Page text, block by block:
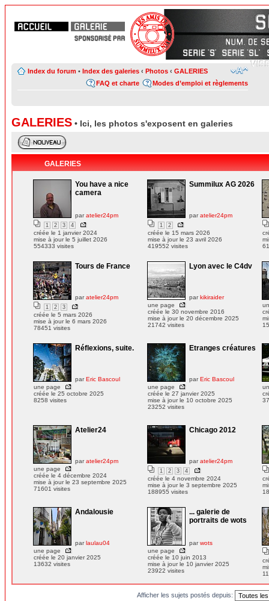
Index du forum • Index des galeries ‹ Photos ‹ GALERIES
Modes d’emploi et règlements
FAQ et charte
GALERIES • Ici, les photos s'exposent en galeries
GALERIES
You have a nice
camera
paratelier24pm
1 2 3 4
créée le 1 janvier 2024
mise à jour le 5 juillet 2026
554333 visites
Summilux AG 2026
paratelier24pm
1 2
créée le 15 mars 2026
mise à jour le 23 avril 2026
419552 visites
Tours de France
paratelier24pm
1 2 3
créée le 5 mars 2026
mise à jour le 6 mars 2026
78451 visites
Lyon avec le C4dv
parkikiraider
une page
créée le 30 novembre 2016
mise à jour le 20 décembre 2025
21742 visites
Réflexions, suite.
parEric Bascoul
une page
créée le 25 octobre 2025
8258 visites
Etranges créatures
parEric Bascoul
une page
créée le 27 janvier 2025
mise à jour le 10 octobre 2025
23252 visites
Atelier24
paratelier24pm
une page
créée le 4 décembre 2024
mise à jour le 23 septembre 2025
71601 visites
Chicago 2012
paratelier24pm
1 2 3 4
créée le 4 novembre 2024
mise à jour le 3 septembre 2025
188955 visites
Andalousie
parlaulau04
une page
créée le 20 janvier 2025
13632 visites
... galerie de
portraits de wots
parwots
une page
créée le 10 juin 2013
mise à jour le 10 janvier 2025
23922 visites
Afficher les sujets postés depuis: